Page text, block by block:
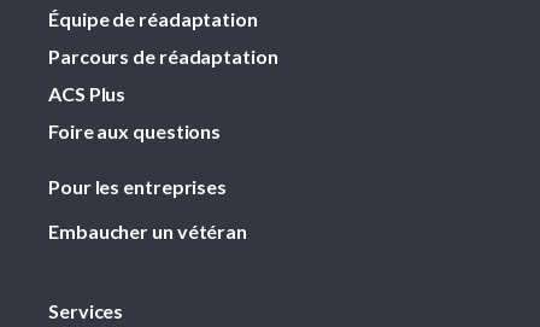
Équipe de réadaptation
Parcours de réadaptation
ACS Plus
Foire aux questions
Pour les entreprises
Embaucher un vétéran
Services